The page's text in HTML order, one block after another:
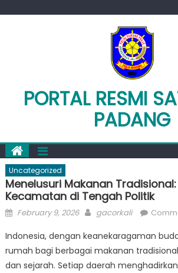
PORTAL RESMI
PADANG
Uncategorized
Menelusuri Makanan
Kecamatan di Tengah Politik
Posted
February 9, 2026 Author
gacorkali
Indonesia, dengan keanekaragaman
rumah bagi berbagai makanan
dan sejarah. Setiap daerah